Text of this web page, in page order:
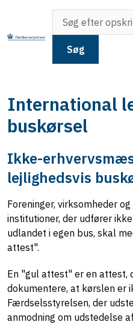
Søg
International
buskørsel
Ikke-
lejlighedsvis
Foreninger, virksomheder
institutioner, der udfører
udlandet i egen bus, skal
attest".
En "gul attest" er en attest,
dokumentere, at kørslen er
Færdselsstyrelsen, der
anmodning om udstedelse